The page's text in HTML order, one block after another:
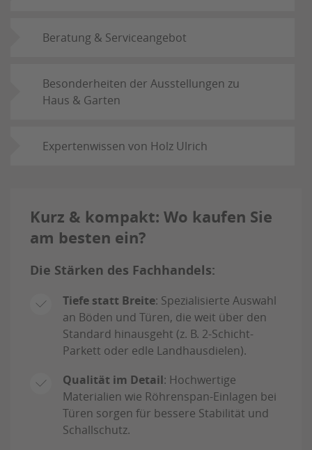
Beratung & Serviceangebot
Besonderheiten der Ausstellungen zu
Haus & Garten
Expertenwissen von Holz Ulrich
Kurz & kompakt: Wo kaufen Sie
am besten ein?
Die Stärken des Fachhandels:
Tiefe statt Breite: Spezialisierte Auswahl
an Böden und Türen, die weit über den
Standard hinausgeht (z. B. 2-Schicht-
Parkett oder edle Landhausdielen).
Qualität im Detail: Hochwertige
Materialien wie Röhrenspan-Einlagen bei
Türen sorgen für bessere Stabilität und
Schallschutz.